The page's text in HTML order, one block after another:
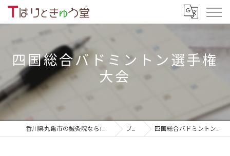
四国総合バドミントン選手権
大会
香川県丸亀市の鍼灸院ならTはりときゅう堂 ブログ 四国総合バドミントン選手権大会